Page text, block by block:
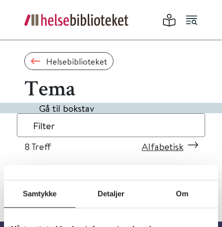
Samtykke Detaljer Om
Helsebiblioteket
Tema
Gå til bokstav
Filter
8 Treff Alfabetisk